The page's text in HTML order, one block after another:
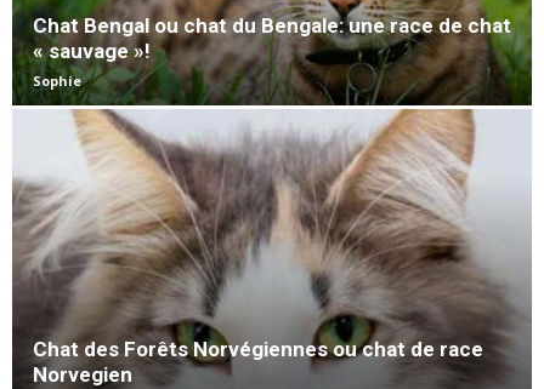
Chat Bengal ou chat du Bengale: une race de chat
« sauvage »!
Sophie
Chat des Forêts Norvégiennes ou chat de race
Norvegien